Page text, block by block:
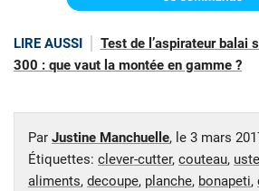
LIRE AUSSI
Test de l’aspirateur balai
300 : que vaut la montée en gamme ?
Par Justine Manchuelle, le 3 mars
Étiquettes: clever-cutter, couteau,
aliments, decoupe, planche, bonapeti,